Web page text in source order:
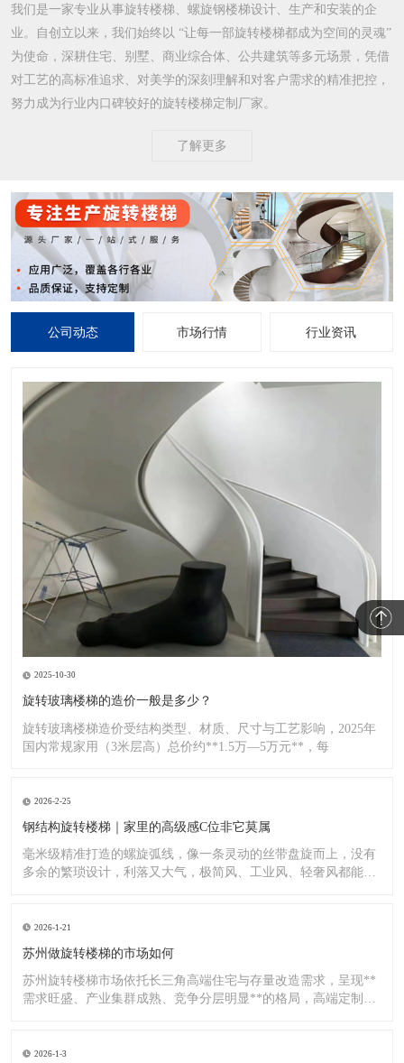
我们是一家专业从事旋转楼梯、螺旋钢楼梯设计、生产和安装的企
业。自创立以来，我们始终以 “让每一部旋转楼梯都成为空间的灵魂”
为使命，深耕住宅、别墅、商业综合体、公共建筑等多元场景，凭借
对工艺的高标准追求、对美学的深刻理解和对客户需求的精准把控，
努力成为行业内口碑较好的旋转楼梯定制厂家。​
了解更多
公司动态 市场行情 行业资讯
2025-10-30
旋转玻璃楼梯的造价一般是多少？
旋转玻璃楼梯造价受结构类型、材质、尺寸与工艺影响，2025年
国内常规家用（3米层高）总价约**1.5万—5万元**，每
2026-2-25
钢结构旋转楼梯｜家里的高级感C位非它莫属
毫米级精准打造的螺旋弧线，像一条灵动的丝带盘旋而上，没有
多余的繁琐设计，利落又大气，极简风、工业风、轻奢风都能完
2026-1-21
苏州做旋转楼梯的市场如何
苏州旋转楼梯市场依托长三角高端住宅与存量改造需求，呈现**
需求旺盛、产业集群成熟、竞争分层明显**的格局，高端定制与
2026-1-3